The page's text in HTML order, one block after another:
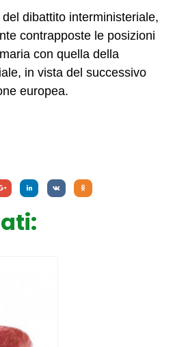
dibattito interministeriale,
contrapposte le posizioni
con quella della
in vista del successivo
europea.